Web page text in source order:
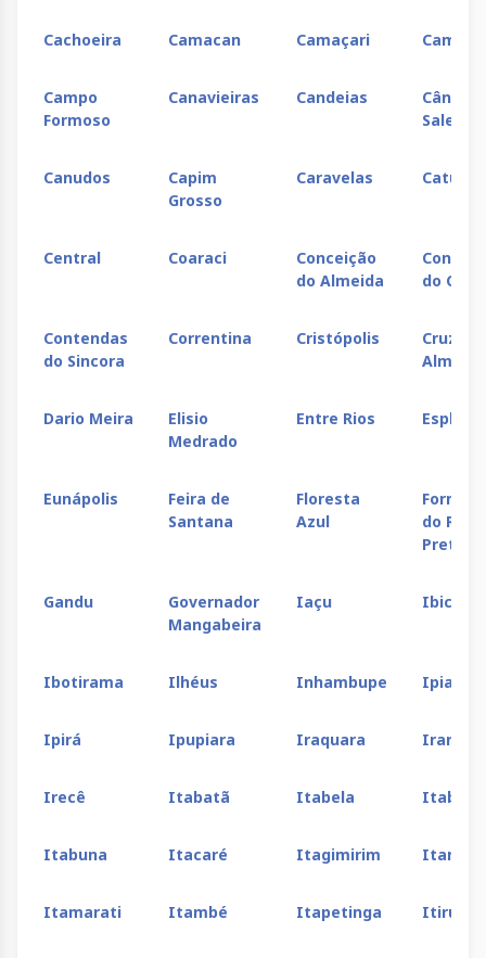
Cachoeira Camacan Camaçari
Campo
Formoso
Canavieiras Candeias
Cândido
Sales
Canudos
Capim
Grosso
Caravelas Catu
Central Coaraci
Conceição
do Almeida
do Coité
Contendas
do Sincora
Correntina Cristópolis
Cruz
Almas
Dario Meira
Elisio
Medrado
Entre Rios
Eunápolis
Feira de
Santana
Floresta
Azul
do Rio
Preto
Gandu
Governador
Mangabeira
Iaçu Ibicaraí
Ibotirama Ilhéus Inhambupe Ipiaú
Ipirá Ipupiara Iraquara Irara
Irecê Itabatã Itabela
Itabuna Itacaré Itagimirim
Itamarati Itambé Itapetinga Itirucu